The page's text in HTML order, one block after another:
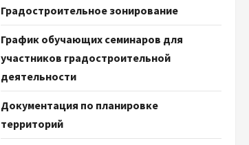
Градостроительное зонирование
График обучающих семинаров для
участников градостроительной
деятельности
Документация по планировке
территорий